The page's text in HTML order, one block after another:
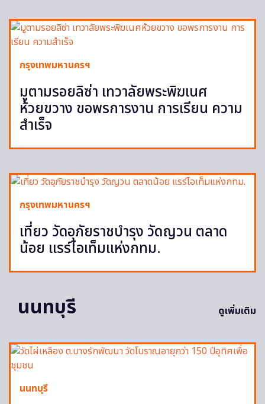
กรุงเทพมหานครฯ
มูตามรอยลิซ่า เทวาลัยพระพิฆเนศ
ห้วยขวาง ขอพรการงาน การเรียน ความ
สำเร็จ
กรุงเทพมหานครฯ
เที่ยว วัดอุภัยราชบำรุง วัดญวน ตลาด
น้อย แรร์ไอเท็มแห่งกทม.
นนทบุรี ดูเพิ่มเติม
นนทบุรี